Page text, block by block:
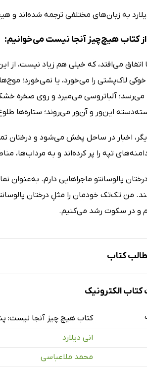
به زبان‌های مختلفی ترجمه شده‌اند و
کتاب هیچ‌چیز آنجا نیست می‌خوانیم:
اتفاق می‌افتد، که خیلی هم زیاد نیست، از
لاک‌پشتی را می‌خورد، یا نمی‌خورد؛
می‌رسد؛ آلباتروسی می‌میرد و روی صخره
این‌ور و آن‌ور می‌روند؛ ستاره‌ها
اخبار در ساحل پخش می‌شود و درختان
تپه را پر کرده‌اند و به
پالوسانتو ماجراهایی دارم.
من تک‌تک خودمان را مثلِ درختان
و در سکوت رشد می‌کنیم.
کتاب
الکترونیک
کتاب هیچ چیز آنجا نیست:
انی دیلارد
محمد ملاعباسی